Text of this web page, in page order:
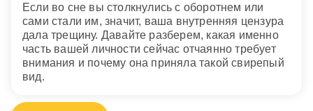
Если во сне вы столкнулись с оборотнем или
сами стали им, значит, ваша внутренняя цензура
дала трещину. Давайте разберем, какая именно
часть вашей личности сейчас отчаянно требует
внимания и почему она приняла такой свирепый
вид.